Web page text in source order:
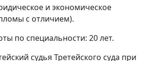
и экономическое
с отличием).
по специальности: 20 лет.
судья Третейского суда при